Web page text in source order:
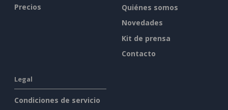
Precios
Quiénes somos
Novedades
Kit de prensa
Contacto
Legal
Condiciones de servicio